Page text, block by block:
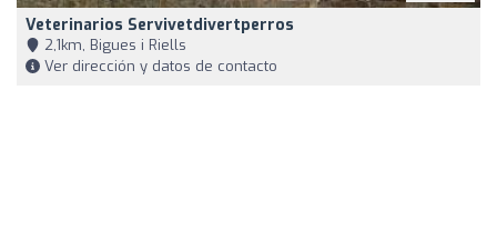
Veterinarios Servivetdivertperros
2,1km, Bigues i Riells
Ver dirección y datos de contacto